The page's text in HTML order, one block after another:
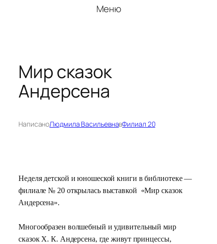
Меню
Мир сказок
Андерсена
НаписаноЛюдмила ВасильевнавФилиал 20
Неделя детской и юношеской книги в библиотеке —
филиале № 20 открылась выставкой «Мир сказок
Андерсена».
Многообразен волшебный и удивительный мир
сказок Х. К. Андерсена, где живут принцессы,